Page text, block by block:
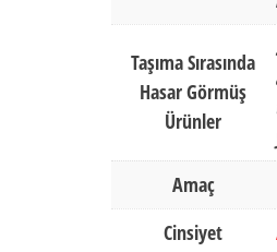
Taşıma Sırasında
Hasar Görmüş
Ürünler
Amaç
Cinsiyet